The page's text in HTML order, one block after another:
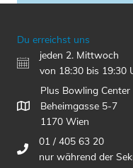
Du erreichst uns
jeden 2. Mittwoch
von 18:30 bis 19:30
Plus Bowling Center
Beheimgasse 5-7
1170 Wien
01 / 405 63 20
nur während der